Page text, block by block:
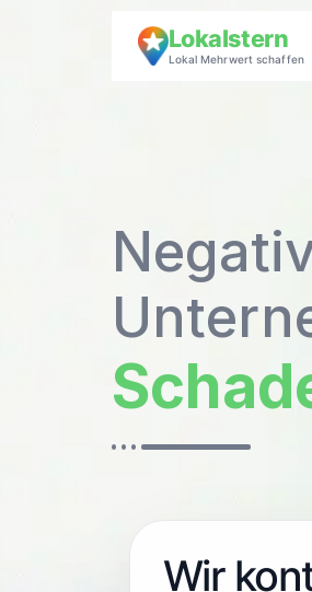
Lokalstern
Lokal Mehrwert schaffen
Wir